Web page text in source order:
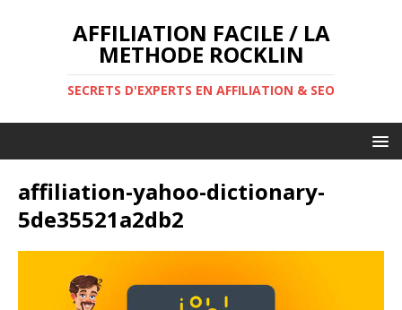
AFFILIATION FACILE / LA
METHODE ROCKLIN
SECRETS D'EXPERTS EN AFFILIATION & SEO
affiliation-yahoo-dictionary-
5de35521a2db2